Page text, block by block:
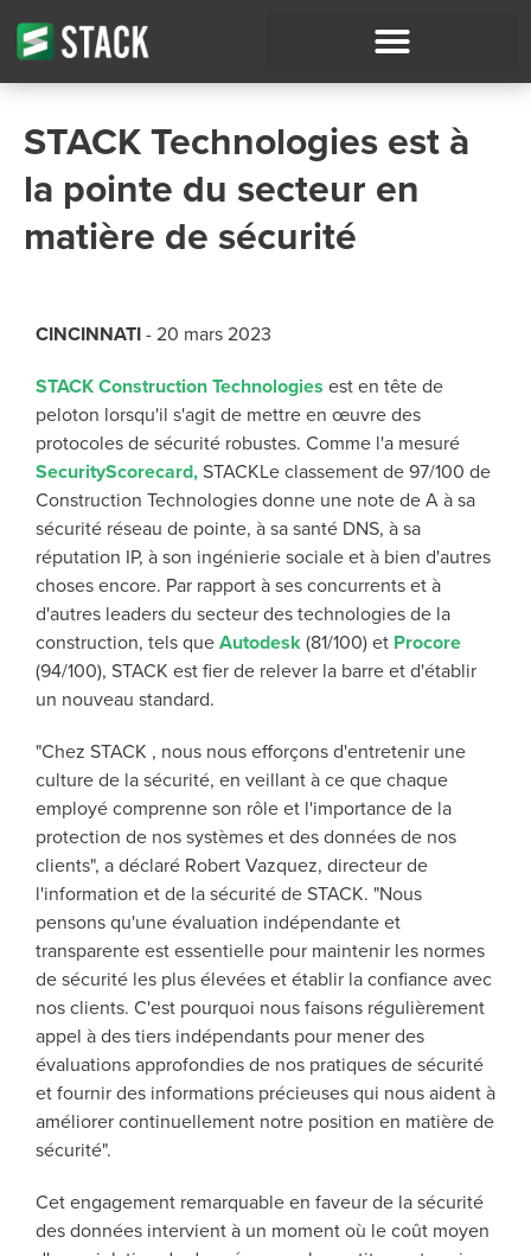
STACK Technologies est à
la pointe du secteur en
matière de sécurité
CINCINNATI - 20 mars 2023
STACK Construction Technologies est en tête de
peloton lorsqu'il s'agit de mettre en œuvre des
protocoles de sécurité robustes. Comme l'a mesuré
SecurityScorecard, STACKLe classement de 97/100 de
Construction Technologies donne une note de A à sa
sécurité réseau de pointe, à sa santé DNS, à sa
réputation IP, à son ingénierie sociale et à bien d'autres
choses encore. Par rapport à ses concurrents et à
d'autres leaders du secteur des technologies de la
construction, tels que Autodesk (81/100) et Procore
(94/100), STACK est fier de relever la barre et d'établir
un nouveau standard.
"Chez STACK , nous nous efforçons d'entretenir une
culture de la sécurité, en veillant à ce que chaque
employé comprenne son rôle et l'importance de la
protection de nos systèmes et des données de nos
clients", a déclaré Robert Vazquez, directeur de
l'information et de la sécurité de STACK. "Nous
pensons qu'une évaluation indépendante et
transparente est essentielle pour maintenir les normes
de sécurité les plus élevées et établir la confiance avec
nos clients. C'est pourquoi nous faisons régulièrement
appel à des tiers indépendants pour mener des
évaluations approfondies de nos pratiques de sécurité
et fournir des informations précieuses qui nous aident à
améliorer continuellement notre position en matière de
sécurité".
Cet engagement remarquable en faveur de la sécurité
des données intervient à un moment où le coût moyen